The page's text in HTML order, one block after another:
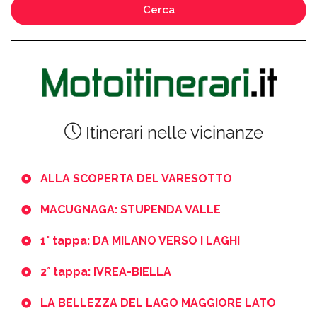
Cerca
Itinerari nelle vicinanze
ALLA SCOPERTA DEL VARESOTTO
MACUGNAGA: STUPENDA VALLE
1° tappa: DA MILANO VERSO I LAGHI
2° tappa: IVREA-BIELLA
LA BELLEZZA DEL LAGO MAGGIORE LATO